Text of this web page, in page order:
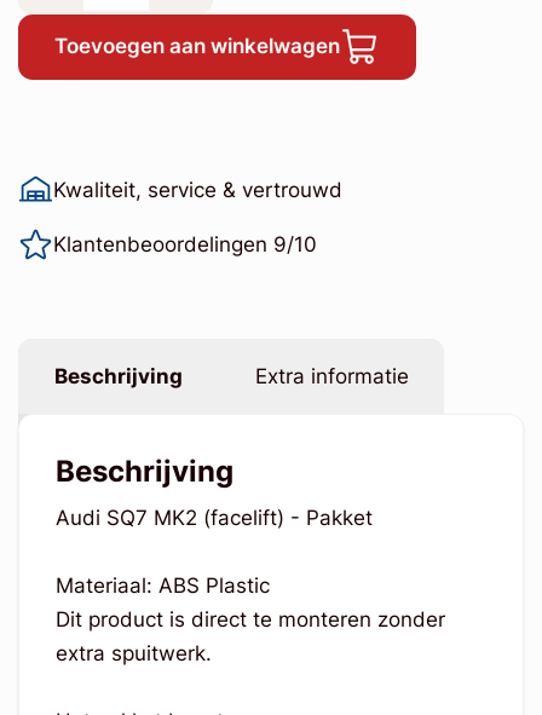
Toevoegen aan winkelwagen
Kwaliteit, service & vertrouwd
Klantenbeoordelingen 9/10
Beschrijving Extra informatie
Beschrijving
Audi SQ7 MK2 (facelift) - Pakket
Materiaal: ABS Plastic
Dit product is direct te monteren zonder
extra spuitwerk.